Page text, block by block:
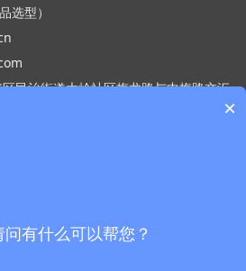
型）
民治街道大岭社区梅龙路与中梅路交汇
×
有什么可以帮您？